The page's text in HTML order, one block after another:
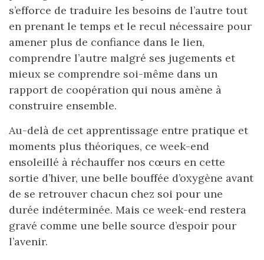
s’efforce de traduire les besoins de l’autre tout
en prenant le temps et le recul nécessaire pour
amener plus de confiance dans le lien,
comprendre l’autre malgré ses jugements et
mieux se comprendre soi-même dans un
rapport de coopération qui nous amène à
construire ensemble.
Au-delà de cet apprentissage entre pratique et
moments plus théoriques, ce week-end
ensoleillé à réchauffer nos cœurs en cette
sortie d’hiver, une belle bouffée d’oxygène avant
de se retrouver chacun chez soi pour une
durée indéterminée. Mais ce week-end restera
gravé comme une belle source d’espoir pour
l’avenir.